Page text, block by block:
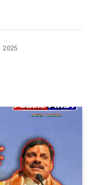
2025